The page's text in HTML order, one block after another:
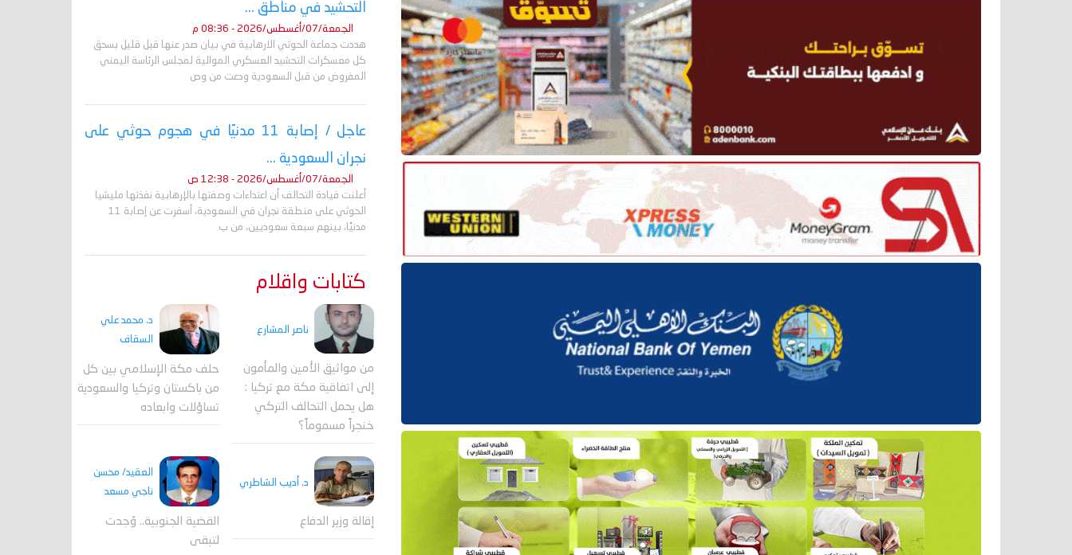
التحشيد في مناطق ...
الجمعة/07/أغسطس/2026 - 08:36 م
هددت جماعة الحوثي الارهابية في بيان صدر عنها قبل قليل بسحق
كل معسكرات التحشيد العسكري الموالية لمجلس الرئاسة اليمني
المفروض من قبل السعودية ودعت من وص
عاجل / إصابة 11 مدنيًا في هجوم حوثي على
نجران السعودية ...
الجمعة/07/أغسطس/2026 - 12:38 ص
أعلنت قيادة التحالف أن اعتداءات وصفتها بالإرهابية نفذتها مليشيا
الحوثي على منطقة نجران في السعودية، أسفرت عن إصابة 11
مدنيًا، بينهم سبعة سعوديين، من ب
كتابات واقلام
ناصر المشارع
من مواثيق الأمين والمأمون
إلى اتفاقية مكة مع تركيا :
هل يحمل التحالف التركي
خنجراً مسموماً؟
د. محمد علي
السقاف
حلف مكة الإسلامي بين كل
من باكستان وتركيا والسعودية
تساؤلات وابعاده
د. أديب الشاطري
إقالة وزير الدفاع
العقيد/ محسن
ناجي مسعد
القضية الجنوبية.. وُجدت
لتبقى